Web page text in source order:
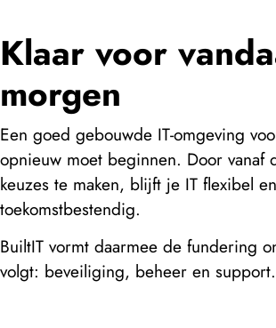
Klaar voor
morgen
Een goed gebouwde IT-omgeving
opnieuw moet beginnen. Door vanaf
keuzes te maken, blijft je IT flexibel en
toekomstbestendig.
BuiltIT vormt daarmee de fundering
volgt: beveiliging, beheer en support.